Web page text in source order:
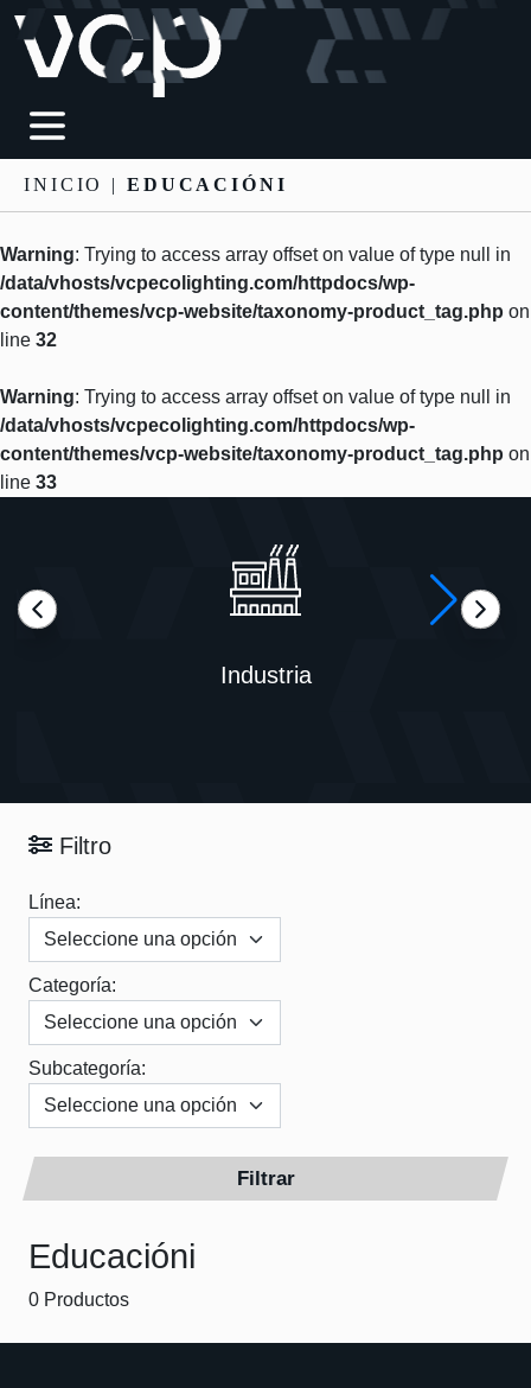
INICIO | EDUCACIÓNI
Warning: Trying to access array offset on value of type null in
/data/vhosts/vcpecolighting.com/httpdocs/wp-
content/themes/vcp-website/taxonomy-product_tag.php on
line 32
Warning: Trying to access array offset on value of type null in
/data/vhosts/vcpecolighting.com/httpdocs/wp-
content/themes/vcp-website/taxonomy-product_tag.php on
line 33
Industria
Filtro
Línea:
Categoría:
Subcategoría:
Filtrar
Educacióni
0 Productos